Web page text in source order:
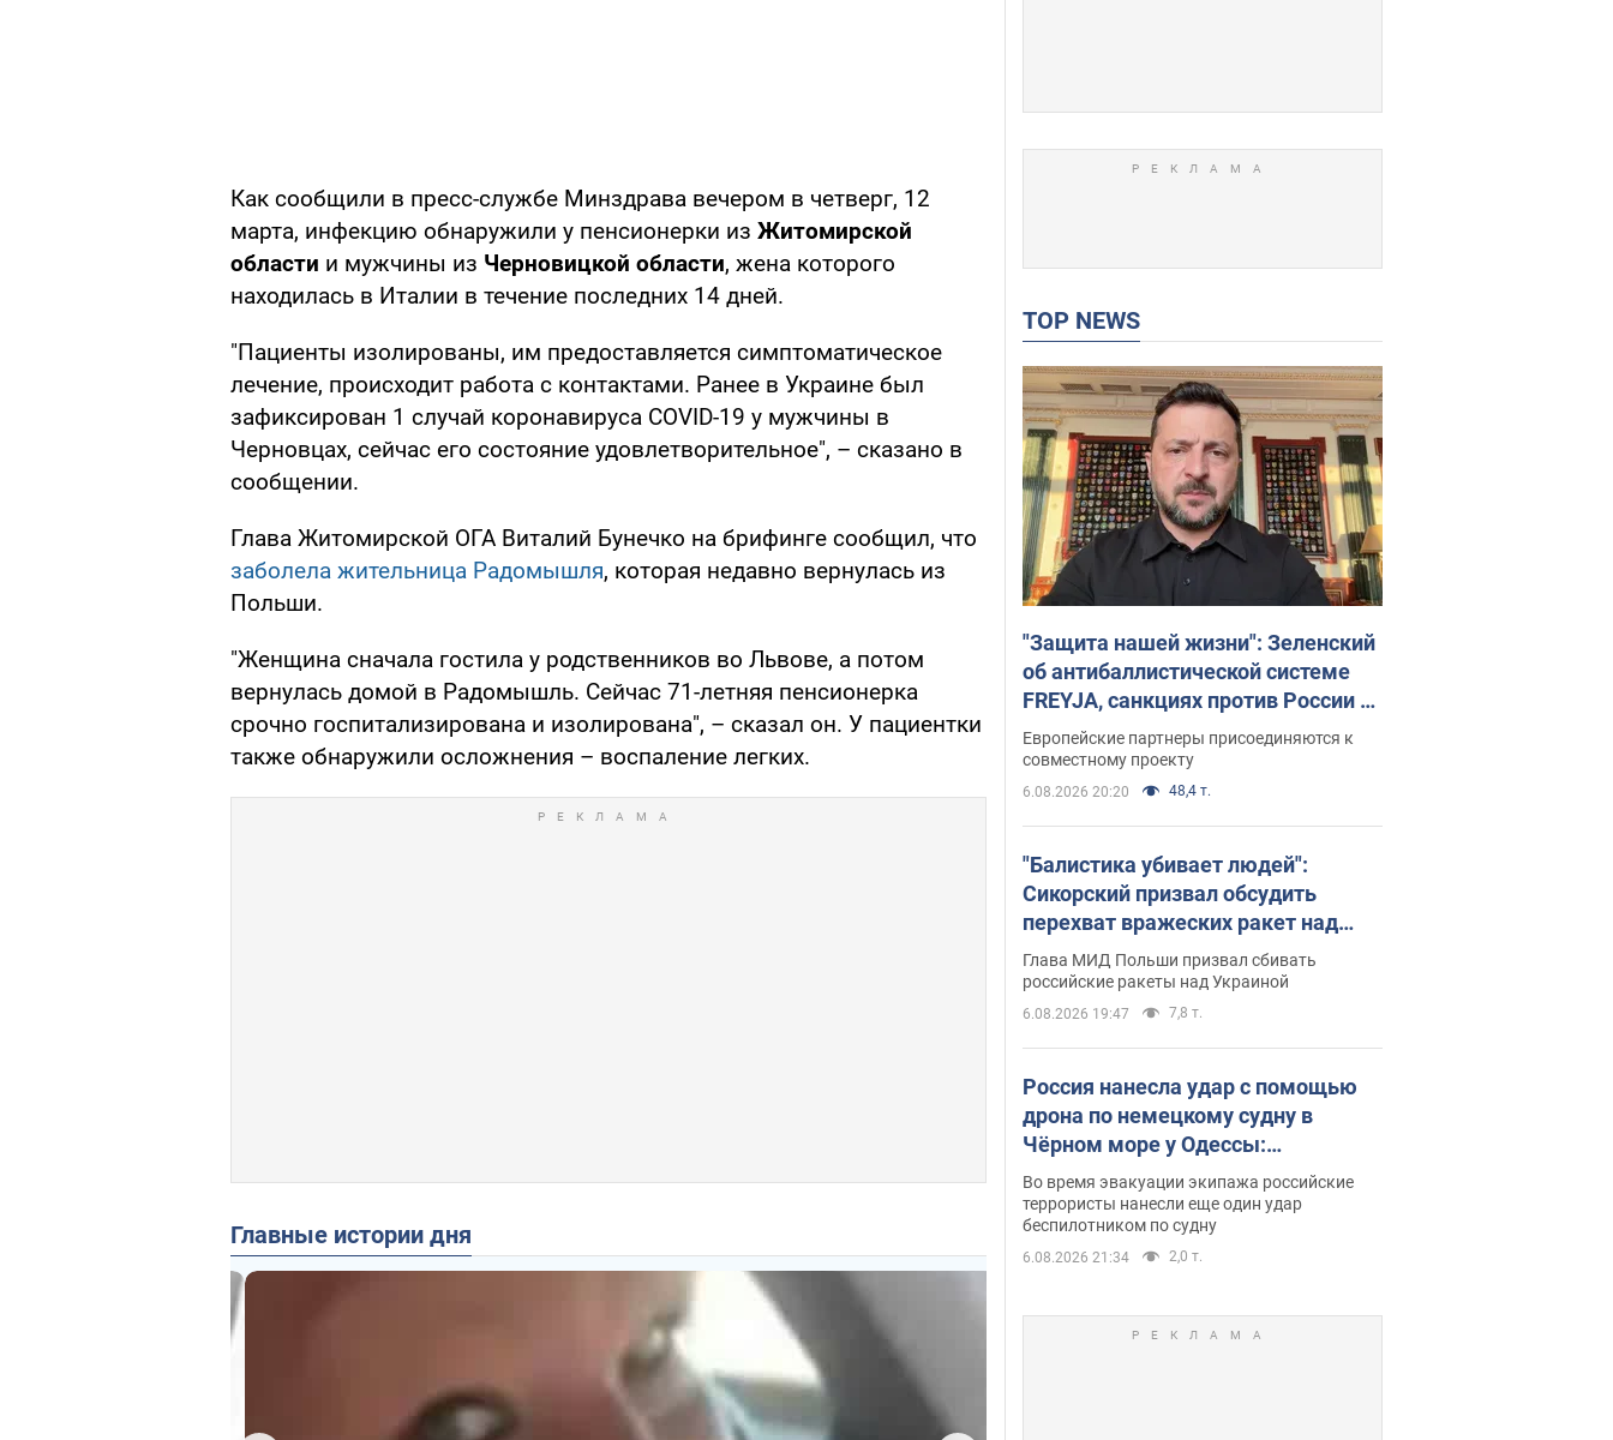
Как сообщили в пресс-службе Минздрава вечером в четверг, 12
марта, инфекцию обнаружили у пенсионерки из Житомирской
области и мужчины из Черновицкой области, жена которого
находилась в Италии в течение последних 14 дней.
"Пациенты изолированы, им предоставляется симптоматическое
лечение, происходит работа с контактами. Ранее в Украине был
зафиксирован 1 случай коронавируса COVID-19 у мужчины в
Черновцах, сейчас его состояние удовлетворительное", – сказано в
сообщении.
Глава Житомирской ОГА Виталий Бунечко на брифинге сообщил, что
заболела жительница Радомышля, которая недавно вернулась из
Польши.
"Женщина сначала гостила у родственников во Львове, а потом
вернулась домой в Радомышль. Сейчас 71-летняя пенсионерка
срочно госпитализирована и изолирована", – сказал он. У пациентки
также обнаружили осложнения – воспаление легких.
Главные истории дня
TOP NEWS
"Защита нашей жизни": Зеленский
об антибаллистической системе
FREYJA, санкциях против России и
поддержке аграриев. Видео
Европейские партнеры присоединяются к
совместному проекту
6.08.2026 20:20 48,4 т.
"Балистика убивает людей":
Сикорский призвал обсудить
перехват вражеских ракет над
Украиной
Глава МИД Польши призвал сбивать
российские ракеты над Украиной
6.08.2026 19:47 7,8 т.
Россия нанесла удар с помощью
дрона по немецкому судну в
Чёрном море у Одессы:
подробности
Во время эвакуации экипажа российские
террористы нанесли еще один удар
беспилотником по судну
6.08.2026 21:34 2,0 т.